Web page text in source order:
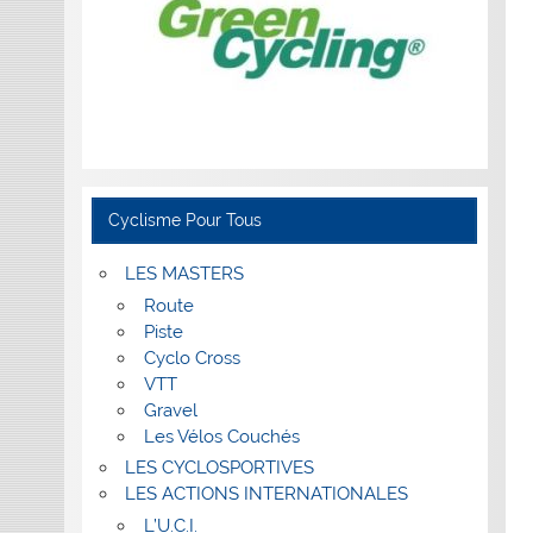
Cyclisme Pour Tous
LES MASTERS
Route
Piste
Cyclo Cross
VTT
Gravel
Les Vélos Couchés
LES CYCLOSPORTIVES
LES ACTIONS INTERNATIONALES
L’U.C.I.